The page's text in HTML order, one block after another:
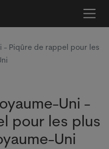
- Piqûre de rappel pour les
Uni -
pour les plus
Uni